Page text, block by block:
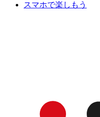
スマホで楽しもう